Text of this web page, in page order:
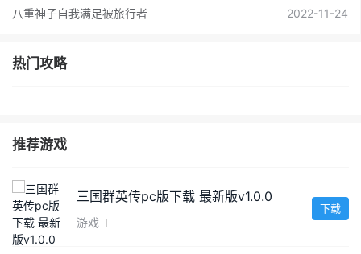
八重神子自我满足被旅行者
2022-11-24
热门攻略
推荐游戏
三国群英传pc版下载 最新版v1.0.0
游戏
下载